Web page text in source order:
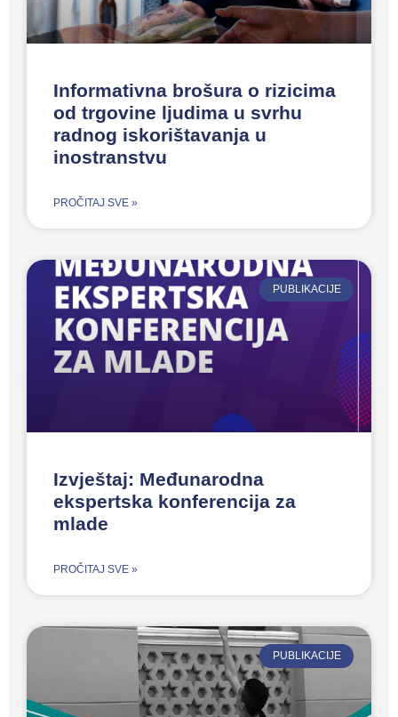
Informativna brošura o rizicima
od trgovine ljudima u svrhu
radnog iskorištavanja u
inostranstvu
PROČITAJ SVE »
PUBLIKACIJE
Izvještaj: Međunarodna
ekspertska konferencija za
mlade
PROČITAJ SVE »
PUBLIKACIJE